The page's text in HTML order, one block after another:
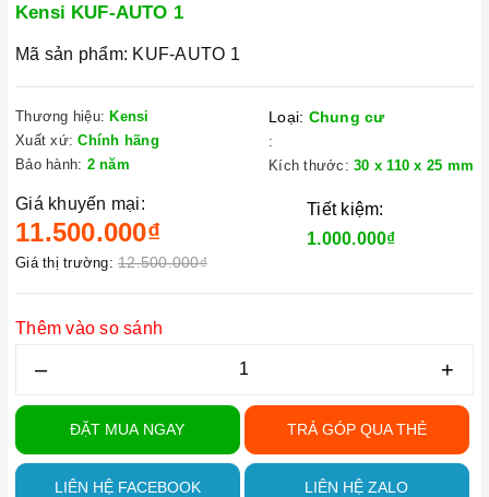
Kensi KUF-AUTO 1
Mã sản phẩm: KUF-AUTO 1
Thương hiệu: Kensi
Xuất xứ: Chính hãng
Bảo hành: 2 năm
Loại: Chung cư
:
Kích thước: 30 x 110 x 25 mm
Giá khuyến mại:
11.500.000₫
Giá thị trường: 12.500.000₫
Tiết kiệm:
1.000.000₫
Thêm vào so sánh
– +
ĐẶT MUA NGAY TRẢ GÓP QUA THẺ
LIÊN HỆ FACEBOOK LIÊN HỆ ZALO